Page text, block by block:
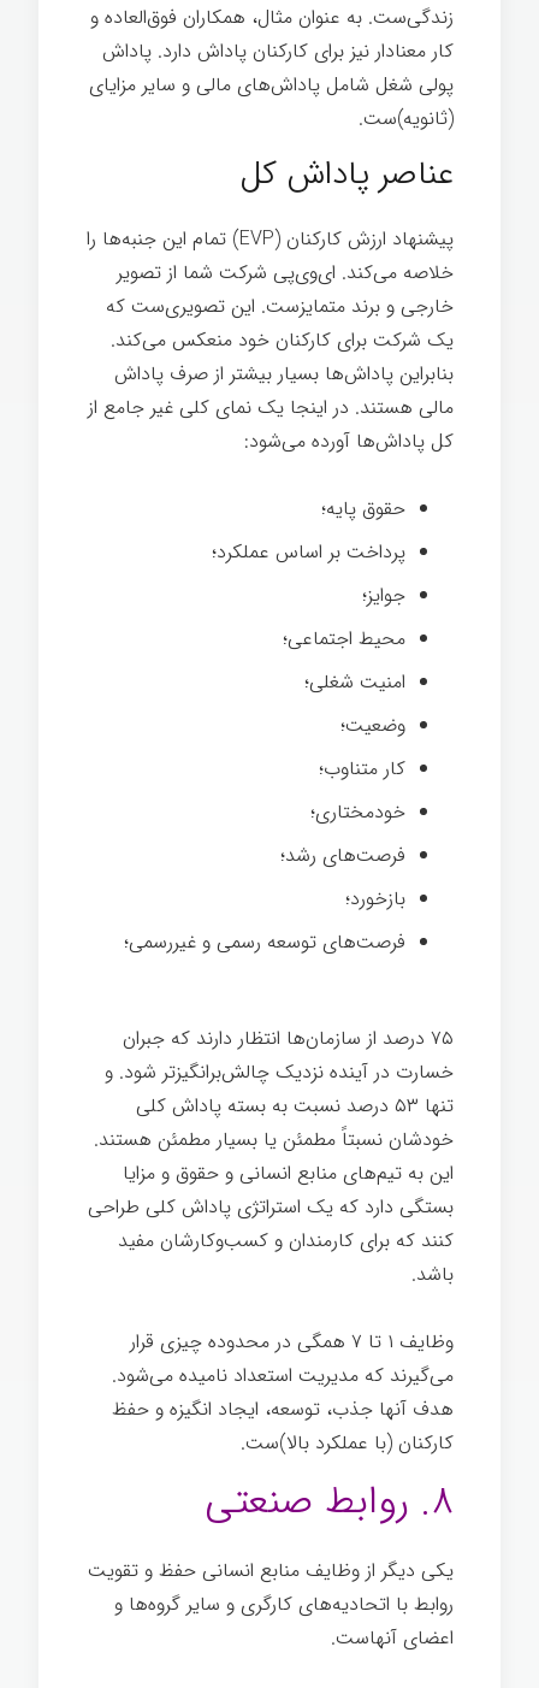
زندگی‌ست. به عنوان مثال، همکاران فوق‌العاده و
کار معنادار نیز برای کارکنان پاداش دارد. پاداش
پولی شغل شامل پاداش‌های مالی و سایر مزایای
(ثانویه)ست.
عناصر پاداش کل
پیشنهاد ارزش کارکنان (EVP) تمام این جنبه‌ها را
خلاصه می‌کند. ای‌وی‌پی شرکت شما از تصویر
خارجی و برند متمایزست. این تصویری‌ست که
یک شرکت برای کارکنان خود منعکس می‌کند.
بنابراین پاداش‌ها بسیار بیشتر از صرف پاداش
مالی هستند. در اینجا یک نمای کلی غیر جامع از
کل پاداش‌ها آورده می‌شود:
حقوق پایه؛
پرداخت بر اساس عملکرد؛
جوایز؛
محیط اجتماعی؛
امنیت شغلی؛
وضعیت؛
کار متناوب؛
خودمختاری؛
فرصت‌های رشد؛
بازخورد؛
فرصت‌های توسعه رسمی و غیررسمی؛
۷۵ درصد از سازمان‌ها انتظار دارند که جبران
خسارت در آینده نزدیک چالش‌برانگیزتر شود. و
تنها ۵۳ درصد نسبت به بسته پاداش کلی
خودشان نسبتاً مطمئن یا بسیار مطمئن هستند.
این به تیم‌های منابع انسانی و حقوق و مزایا
بستگی دارد که یک استراتژی پاداش کلی طراحی
کنند که برای کارمندان و کسب‌وکارشان مفید
باشد.
وظایف ۱ تا ۷ همگی در محدوده چیزی قرار
می‌گیرند که مدیریت استعداد نامیده می‌شود.
هدف آنها جذب، توسعه، ایجاد انگیزه و حفظ
کارکنان (با عملکرد بالا)ست.
۸. روابط صنعتی
یکی دیگر از وظایف منابع انسانی حفظ و تقویت
روابط با اتحادیه‌های کارگری و سایر گروه‌ها و
اعضای آنهاست.